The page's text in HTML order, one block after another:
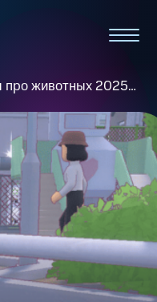
Лучшие игры про животных 2025 на ПК